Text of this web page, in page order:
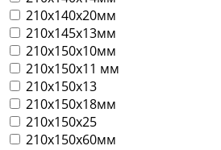
210х140х20мм
210х145х13мм
210х150х10мм
210х150х11 мм
210х150х13
210х150х18мм
210х150х25
210х150х60мм